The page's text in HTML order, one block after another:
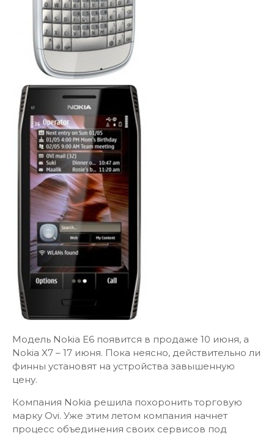
Модель Nokia E6 появится в продаже 10 июня, а
Nokia X7 – 17 июня. Пока неясно, действительно ли
финны установят на устройства завышенную
цену.
Компания Nokia решила похоронить торговую
марку Ovi. Уже этим летом компания начнет
процесс объединения своих сервисов под